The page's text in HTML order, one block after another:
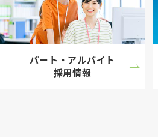
パート・アルバイト
採用情報